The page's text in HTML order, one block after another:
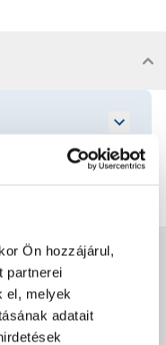
Ön hozzájárul,
partnerei
el, melyek
adatait